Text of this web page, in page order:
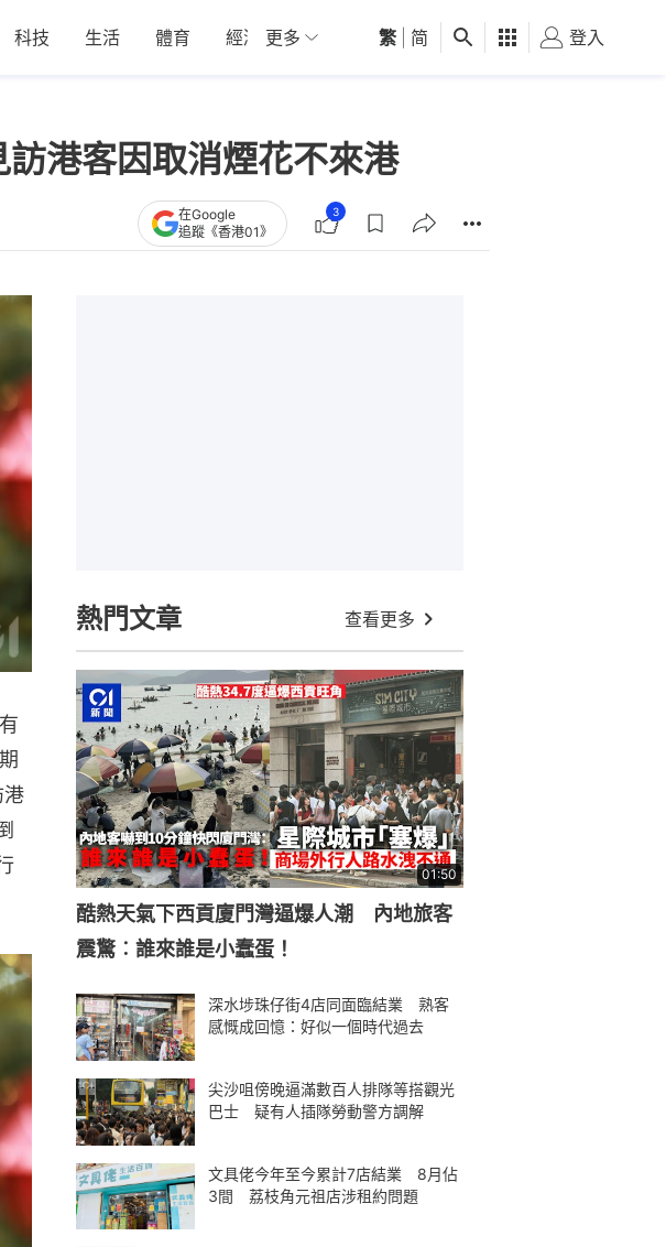
科技 生活 體育 經濟 01深圳 觀點 健康 好食玩飛
更多 繁 简 登入
港客因取消煙花不來港
在Google
追蹤《香港01》
3
港
熱門文章 查看更多
01:50
酷熱天氣下西貢廈門灣逼爆人潮 內地旅客
震驚︰誰來誰是小蠢蛋！
深水埗珠仔街4店同面臨結業 熟客
感慨成回憶：好似一個時代過去
尖沙咀傍晚逼滿數百人排隊等搭觀光
巴士 疑有人插隊勞動警方調解
文具佬今年至今累計7店結業 8月佔
3間 荔枝角元祖店涉租約問題